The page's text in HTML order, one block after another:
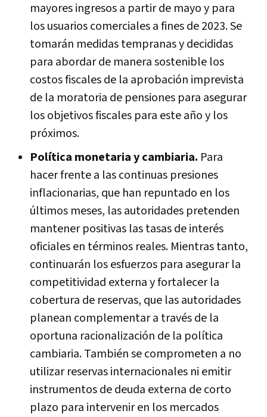
mayores ingresos a partir de mayo y para
los usuarios comerciales a fines de 2023. Se
tomarán medidas tempranas y decididas
para abordar de manera sostenible los
costos fiscales de la aprobación imprevista
de la moratoria de pensiones para asegurar
los objetivos fiscales para este año y los
próximos.
Política monetaria y cambiaria. Para
hacer frente a las continuas presiones
inflacionarias, que han repuntado en los
últimos meses, las autoridades pretenden
mantener positivas las tasas de interés
oficiales en términos reales. Mientras tanto,
continuarán los esfuerzos para asegurar la
competitividad externa y fortalecer la
cobertura de reservas, que las autoridades
planean complementar a través de la
oportuna racionalización de la política
cambiaria. También se comprometen a no
utilizar reservas internacionales ni emitir
instrumentos de deuda externa de corto
plazo para intervenir en los mercados